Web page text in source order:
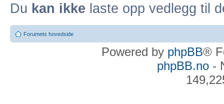
Du kan ikke laste opp vedlegg til
Forumets hovedside
Powered by phpBB®
phpBB.no-